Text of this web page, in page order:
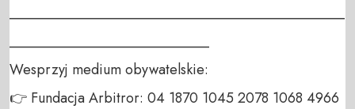
_______________________________________________
____________________________
Wesprzyj medium obywatelskie:
👉 Fundacja Arbitror: 04 1870 1045 2078 1068 4966